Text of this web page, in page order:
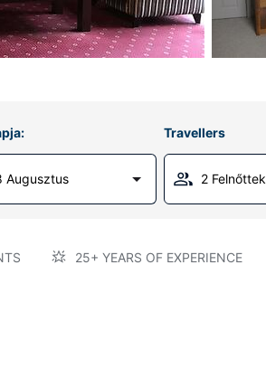
Augusztus
Travellers
2 Felnőttek
25+ YEARS OF EXPERIENCE